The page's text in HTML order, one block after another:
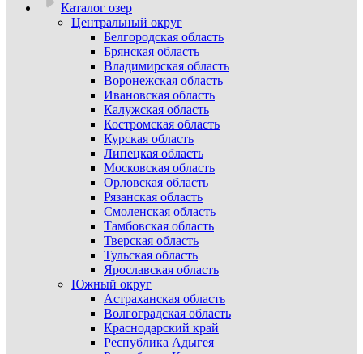
Каталог озер
Центральный округ
Белгородская область
Брянская область
Владимирская область
Воронежская область
Ивановская область
Калужская область
Костромская область
Курская область
Липецкая область
Московская область
Орловская область
Рязанская область
Смоленская область
Тамбовская область
Тверская область
Тульская область
Ярославская область
Южный округ
Астраханская область
Волгоградская область
Краснодарский край
Республика Адыгея